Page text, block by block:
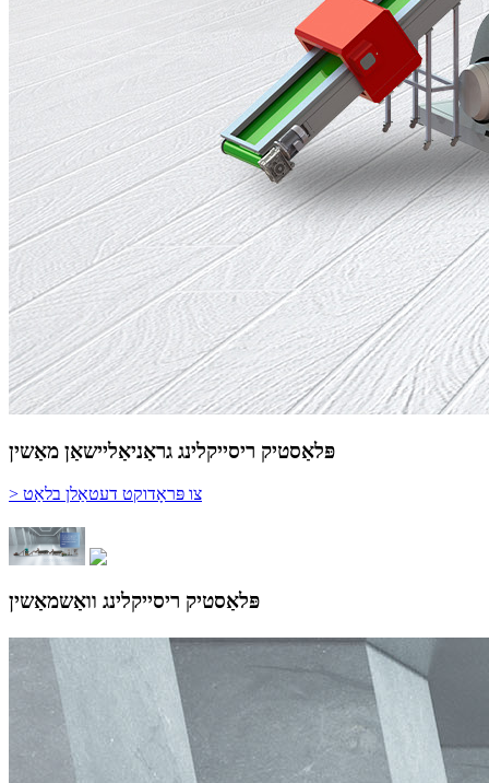
פּלאַסטיק ריסייקלינג גראַניאַליישאַן מאַשין
> צו פּראָדוקט דעטאַלן בלאַט
פּלאַסטיק ריסייקלינג וואַשמאַשין